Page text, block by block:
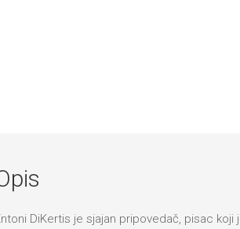
DiKertis je sjajan pripovedač, pisac